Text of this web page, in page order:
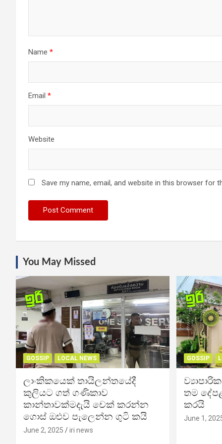
Name *
Email *
Website
Save my name, email, and website in this browser for
You May Missed
GOSSIP LOCAL NEWS
ලාංකිකයෙක් තායිලන්තයේදී
කුලියට ගත් ගණිකාව
කාන්තාවක්මදැයි චෙක් කරන්න
ගොස් ඔළුව පැලෙන්න ගුටි කයි
June 2, 2025 iri news
GOSSIP
තම
කරයි
June 1,